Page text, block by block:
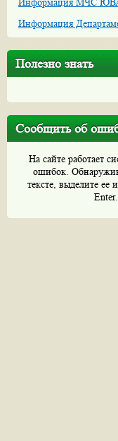
Информация
Полезно знать
Сообщить об
На сайте работает
ошибок.
тексте, выделите
Enter.